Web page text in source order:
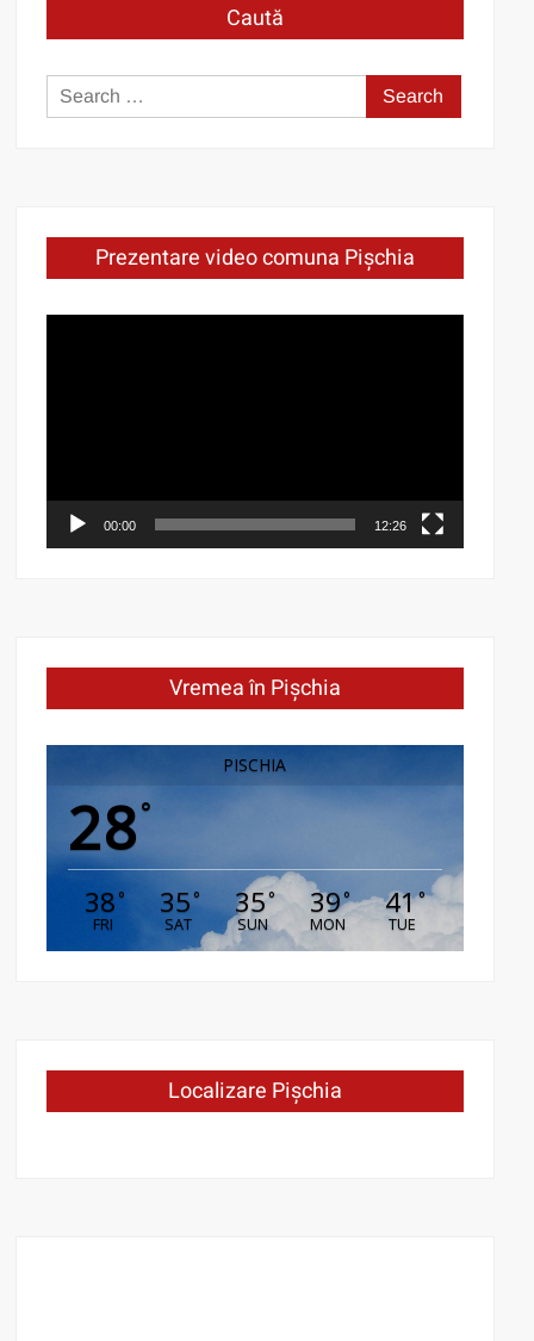
Caută
Search
for:
Prezentare video comuna Pișchia
00:00 12:26
Vremea în Pișchia
PISCHIA
28°
38°
FRI
35°
SAT
35°
SUN
39°
MON
41°
TUE
Localizare Pișchia